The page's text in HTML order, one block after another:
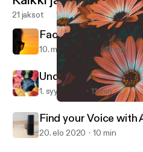
The Hidden Edge -
21 jaksot
Facing the Future
10. marras 2020 12 min
Under Cover with
1. syys 2020 11 min
Find your Voice with
20. elo 2020 10 min